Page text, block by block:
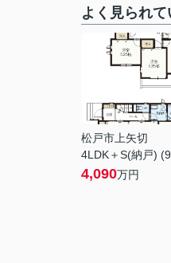
よく見られ
松戸市上矢切
4LDK＋S(納戸)
4,090万円